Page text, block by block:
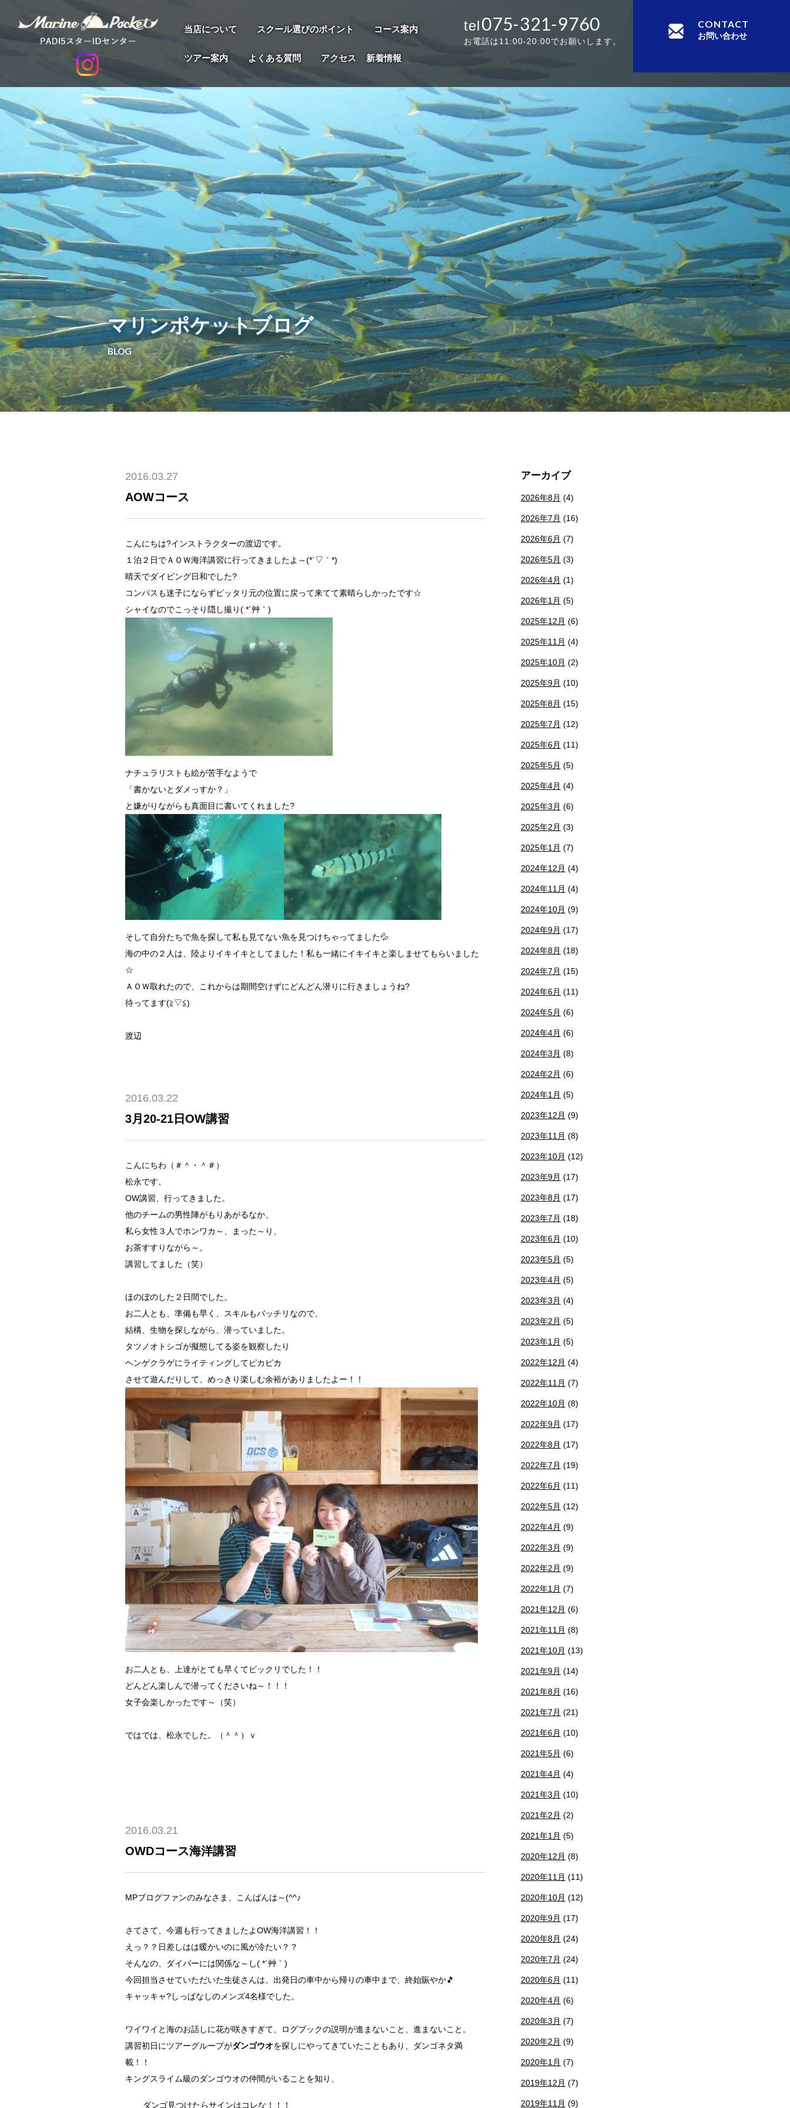
当店について スクール選びのポイント コース案内
ツアー案内 よくある質問 アクセス 新着情報
075-321-9760
お電話は11:00-20:00でお願いします。
CONTACT
お問い合わせ
マリンポケットブログ
BLOG
2016.03.27
AOWコース
こんにちは?インストラクターの渡辺です。
１泊２日でＡＯＷ海洋講習に行ってきましたよ～(*´▽｀*)
晴天でダイビング日和でした?
コンパスも迷子にならずピッタリ元の位置に戻って来てて素晴らしかったです☆
シャイなのでこっそり隠し撮り( *´艸｀)
ナチュラリストも絵が苦手なようで
「書かないとダメっすか？」
と嫌がりながらも真面目に書いてくれました?
そして自分たちで魚を探して私も見てない魚を見つけちゃってました💦
海の中の２人は、陸よりイキイキとしてました！私も一緒にイキイキと楽しませてもらいました
☆
ＡＯＷ取れたので、これからは期間空けずにどんどん潜りに行きましょうね?
待ってます(≧▽≦)
渡辺
2016.03.22
3月20-21日OW講習
こんにちわ（＃＾・＾＃）
松永です。
OW講習、行ってきました。
他のチームの男性陣がもりあがるなか、
私ら女性３人でホンワカ～、まった～り、
お茶すすりながら～。
講習してました（笑）
ほのぼのした２日間でした。
お二人とも、準備も早く、スキルもバッチリなので、
結構、生物を探しながら、潜っていました。
タツノオトシゴが擬態してる姿を観察したり
ヘンゲクラゲにライティングしてピカピカ
させて遊んだりして、めっきり楽しむ余裕がありましたよー！！
お二人とも、上達がとても早くてビックリでした！！
どんどん楽しんで潜ってくださいね～！！！
女子会楽しかったです～（笑）
ではでは、松永でした。（＾＾）ｖ
2016.03.21
OWDコース海洋講習
MPブログファンのみなさま、こんばんは～(^^♪
さてさて、今週も行ってきましたよOW海洋講習！！
えっ？？日差しはは暖かいのに風が冷たい？？
そんなの、ダイバーには関係な～し( *´艸｀)
今回担当させていただいた生徒さんは、出発日の車中から帰りの車中まで、終始賑やか🎵
キャッキャ?しっぱなしのメンズ4名様でした。
ワイワイと海のお話しに花が咲きすぎて、ログブックの説明が進まないこと、進まないこと。
講習初日にツアーグループがダンゴウオを探しにやってきていたこともあり、ダンゴネタ満
載！！
キングスライム級のダンゴウオの仲間がいることを知り、
ダンゴ見つけたらサインはコレな！！！
アーカイブ
2026年8月 (4)
2026年7月 (16)
2026年6月 (7)
2026年5月 (3)
2026年4月 (1)
2026年1月 (5)
2025年12月 (6)
2025年11月 (4)
2025年10月 (2)
2025年9月 (10)
2025年8月 (15)
2025年7月 (12)
2025年6月 (11)
2025年5月 (5)
2025年4月 (4)
2025年3月 (6)
2025年2月 (3)
2025年1月 (7)
2024年12月 (4)
2024年11月 (4)
2024年10月 (9)
2024年9月 (17)
2024年8月 (18)
2024年7月 (15)
2024年6月 (11)
2024年5月 (6)
2024年4月 (6)
2024年3月 (8)
2024年2月 (6)
2024年1月 (5)
2023年12月 (9)
2023年11月 (8)
2023年10月 (12)
2023年9月 (17)
2023年8月 (17)
2023年7月 (18)
2023年6月 (10)
2023年5月 (5)
2023年4月 (5)
2023年3月 (4)
2023年2月 (5)
2023年1月 (5)
2022年12月 (4)
2022年11月 (7)
2022年10月 (8)
2022年9月 (17)
2022年8月 (17)
2022年7月 (19)
2022年6月 (11)
2022年5月 (12)
2022年4月 (9)
2022年3月 (9)
2022年2月 (9)
2022年1月 (7)
2021年12月 (6)
2021年11月 (8)
2021年10月 (13)
2021年9月 (14)
2021年8月 (16)
2021年7月 (21)
2021年6月 (10)
2021年5月 (6)
2021年4月 (4)
2021年3月 (10)
2021年2月 (2)
2021年1月 (5)
2020年12月 (8)
2020年11月 (11)
2020年10月 (12)
2020年9月 (17)
2020年8月 (24)
2020年7月 (24)
2020年6月 (11)
2020年4月 (6)
2020年3月 (7)
2020年2月 (9)
2020年1月 (7)
2019年12月 (7)
2019年11月 (9)